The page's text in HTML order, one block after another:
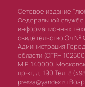
Сетевое издание
Федеральной службе
информационных
свидетельство Эл №
Администрация
области (ОГРН
М.Е. 140000,
пр-кт, д. 190 Тел. 8
pressa@yandex.ru